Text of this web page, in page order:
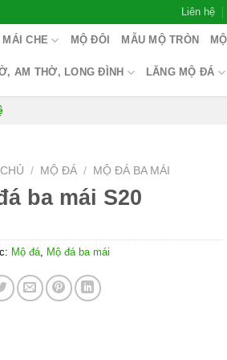
Liên hệ
MÁI CHE MỘ ĐÔI MẪU MỘ TRÒN
AM THỜ, LONG ĐÌNH LĂNG MỘ ĐÁ
/ MỘ ĐÁ / MỘ ĐÁ BA MÁI
ba mái S20
Mộ đá Mộ đá ba mái